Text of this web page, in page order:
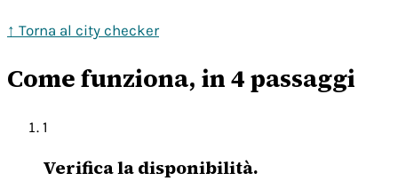
↑ Torna al city checker
Come funziona, in 4 passaggi
1
Verifica la disponibilità.